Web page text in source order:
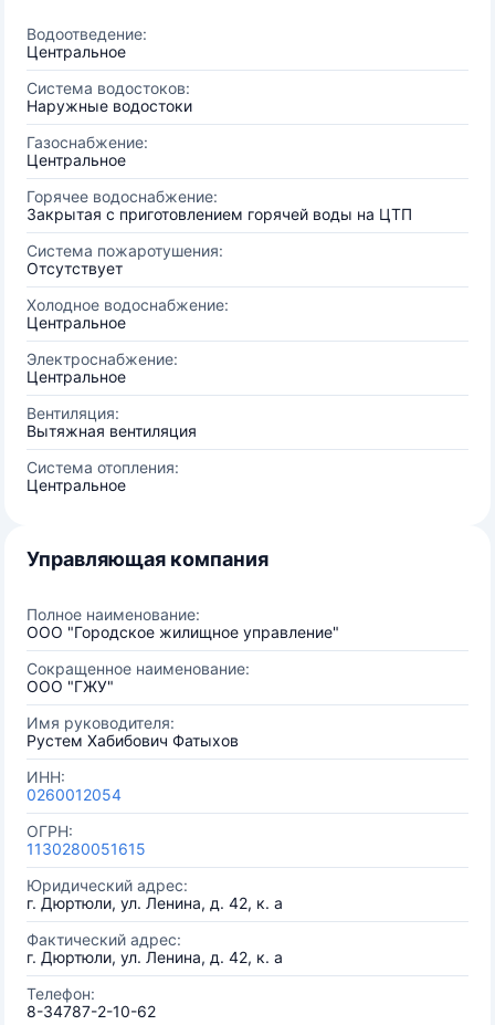
Водоотведение:
Центральное
Система водостоков:
Наружные водостоки
Газоснабжение:
Центральное
Горячее водоснабжение:
Закрытая с приготовлением горячей воды на ЦТП
Система пожаротушения:
Отсутствует
Холодное водоснабжение:
Центральное
Электроснабжение:
Центральное
Вентиляция:
Вытяжная вентиляция
Система отопления:
Центральное
Управляющая компания
Полное наименование:
ООО "Городское жилищное управление"
Сокращенное наименование:
ООО "ГЖУ"
Имя руководителя:
Рустем Хабибович Фатыхов
ИНН:
0260012054
ОГРН:
1130280051615
Юридический адрес:
г. Дюртюли, ул. Ленина, д. 42, к. а
Фактический адрес:
г. Дюртюли, ул. Ленина, д. 42, к. а
Телефон:
8-34787-2-10-62